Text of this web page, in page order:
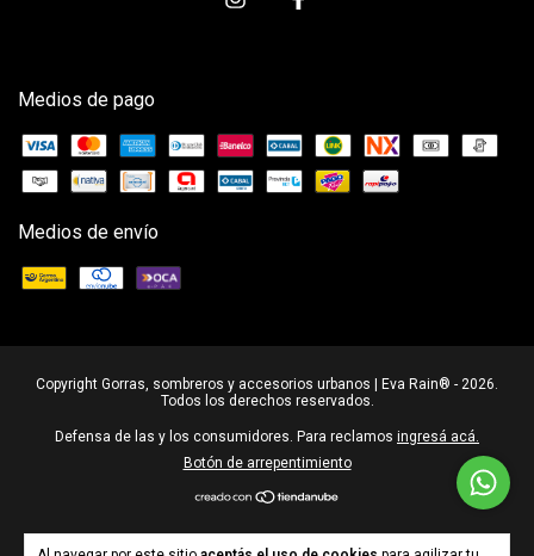
Medios de pago
Medios de envío
Copyright Gorras, sombreros y accesorios urbanos | Eva Rain® - 2026.
Todos los derechos reservados.
Defensa de las y los consumidores. Para reclamos ingresá acá.
Botón de arrepentimiento